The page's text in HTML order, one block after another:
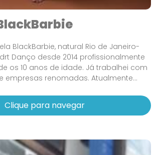
BlackBarbie, natural Rio de Janeiro-
Danço desde 2014 profissionalmente
os 10 anos de idade. Já trabalhei com
empresas renomadas. Atualmente...
Clique para navegar